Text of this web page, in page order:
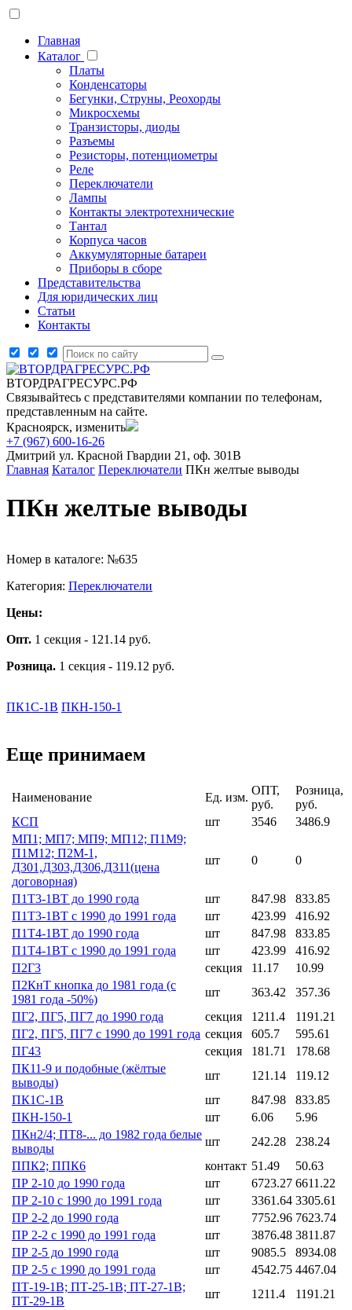
Главная
Каталог
Платы
Конденсаторы
Бегунки, Струны, Реохорды
Микросхемы
Транзисторы, диоды
Разъемы
Резисторы, потенциометры
Реле
Переключатели
Лампы
Контакты электротехнические
Тантал
Корпуса часов
Аккумуляторные батареи
Приборы в сборе
Представительства
Для юридических лиц
Статьи
Контакты
ВТОРДРАГРЕСУРС.РФ
Связывайтесь с представителями компании по телефонам,
представленным на сайте.
Красноярск, изменить
+7 (967) 600-16-26
Дмитрий ул. Красной Гвардии 21, оф. 301В
Главная Каталог Переключатели ПКн желтые выводы
ПКн желтые выводы
Номер в каталоге: №635
Категория: Переключатели
Цены:
Опт. 1 секция - 121.14 руб.
Розница. 1 секция - 119.12 руб.
ПК1С-1В ПКН-150-1
Еще принимаем
Наименование Ед. изм.
ОПТ,
руб.
Розница,
руб.
КСП
шт 3546
3486.9
МП1; МП7; МП9; МП12; П1М9;
П1М12; П2М-1,
Д301,Д303,Д306,Д311(цена
договорная)
шт 0 0
П1Т3-1ВТ до 1990 года шт 847.98
833.85
П1Т3-1ВТ с 1990 до 1991 года
шт 423.99
416.92
П1Т4-1ВТ до 1990 года
шт 847.98
833.85
П1Т4-1ВТ с 1990 до 1991 года
шт 423.99
416.92
П2Г3
секция 11.17
10.99
П2КнТ кнопка до 1981 года (с
1981 года -50%)
шт 363.42
357.36
ПГ2, ПГ5, ПГ7 до 1990 года
секция 1211.4
1191.21
ПГ2, ПГ5, ПГ7 с 1990 до 1991 года секция 605.7
595.61
ПГ43
секция 181.71
178.68
ПК11-9 и подобные (жёлтые
выводы)
шт 121.14
119.12
ПК1С-1В
шт 847.98
833.85
ПКН-150-1
шт 6.06
5.96
ПКн2/4; ПТ8-... до 1982 года белые
выводы
шт 242.28
238.24
ППК2; ППК6
контакт 51.49
50.63
ПР 2-10 до 1990 года
шт 6723.27 6611.22
ПР 2-10 с 1990 до 1991 года
шт 3361.64 3305.61
ПР 2-2 до 1990 года
шт 7752.96 7623.74
ПР 2-2 с 1990 до 1991 года
шт 3876.48 3811.87
ПР 2-5 до 1990 года
шт 9085.5
8934.08
ПР 2-5 с 1990 до 1991 года
шт 4542.75 4467.04
ПТ-19-1В; ПТ-25-1В; ПТ-27-1В;
ПТ-29-1В
шт 1211.4
1191.21